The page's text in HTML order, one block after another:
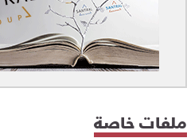
ملفات خاصة